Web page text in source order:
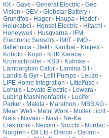
KK • Gave • General Electric • Geo
Vision • GEV • Globstar Battery •
Grundfos • Hager • Haupa • Hedef •
Helukabel • Hensel Electric • Hitachi •
Honeywell • Husqvarna •
IFM
Electronic Sensors • IMIT • IMO •
Italtehnica • Jtekt • Kanthal • Knipex •
Kobold • Koyo • KRK Karaca •
Kromschroder • KSB • Kuhnke •
Lamborghini Calor • Lamina S I •
Landis & Gyr • Lelli Pumps • Leuze •
LIFE Home Integration • Littelfuse •
Lohuis • Lovato Electric • Lowara •
Lubing Mashinenfabrik • Lucifer-
Parker • Makita • Marathon • MBS AG •
Mean Well • Metal Work • Muller Licht •
Nais • Navaio • Navi • Ne-Ka
Elektronik • Necom • Nocchi • Nordac •
Norgren • Oil Ltd • Omron • Osram •